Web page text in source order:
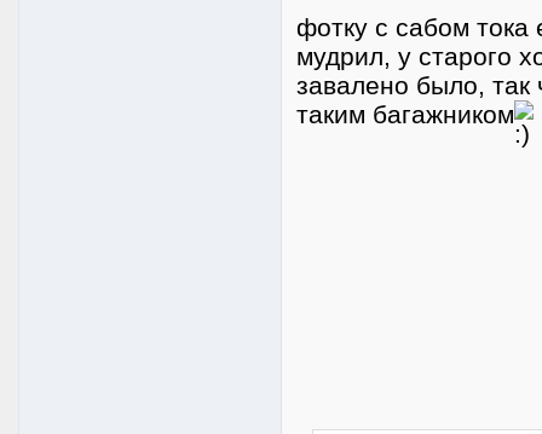
фотку с сабом тока
мудрил, у старого
завалено было,
таким багажником